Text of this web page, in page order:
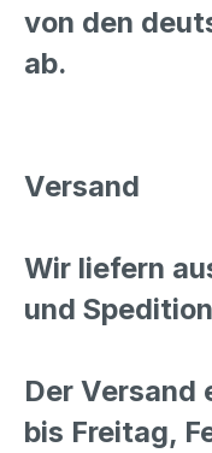
von den
ab.
Versand
Wir liefern
und
Der Versand
bis Freitag,